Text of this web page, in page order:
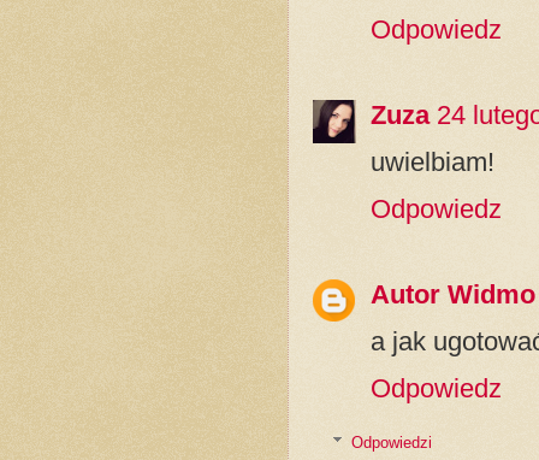
Odpowiedz
Zuza 24
uwielbiam!
Odpowiedz
Autor Widmo
a jak
Odpowiedz
Odpowiedzi